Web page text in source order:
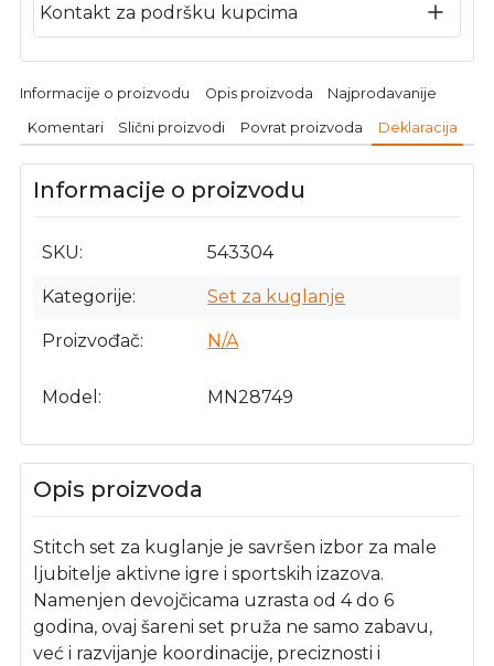
Kontakt za podršku kupcima
Informacije o proizvodu Opis proizvoda Najprodavanije
Komentari Slični proizvodi Povrat proizvoda Deklaracija
Informacije o proizvodu
SKU 543304
Kategorije Set za kuglanje
Proizvođač N/A
Model MN28749
Opis proizvoda
Stitch set za kuglanje je savršen izbor za male
ljubitelje aktivne igre i sportskih izazova.
Namenjen devojčicama uzrasta od 4 do 6
godina, ovaj šareni set pruža ne samo zabavu,
već i razvijanje koordinacije, preciznosti i